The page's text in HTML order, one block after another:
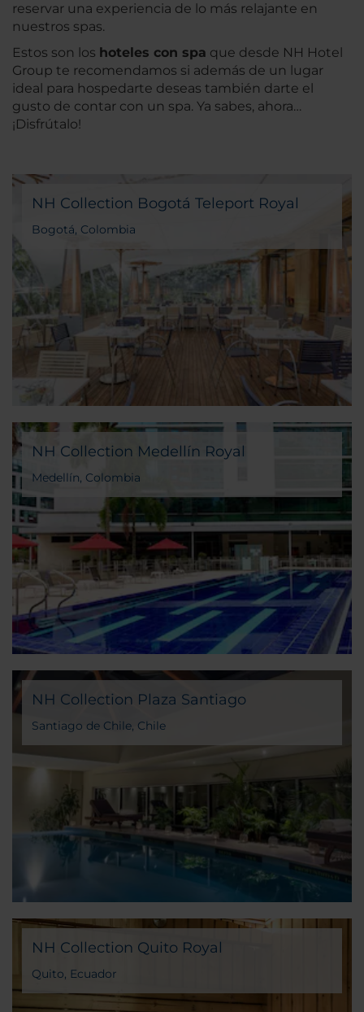
reservar una experiencia de lo más relajante en
nuestros spas.
Estos son los hoteles con spa que desde NH Hotel
Group te recomendamos si además de un lugar
ideal para hospedarte deseas también darte el
gusto de contar con un spa. Ya sabes, ahora…
¡Disfrútalo!
NH Collection Bogotá Teleport Royal
Bogotá, Colombia
NH Collection Medellín Royal
Medellín, Colombia
NH Collection Plaza Santiago
Santiago de Chile, Chile
NH Collection Quito Royal
Quito, Ecuador